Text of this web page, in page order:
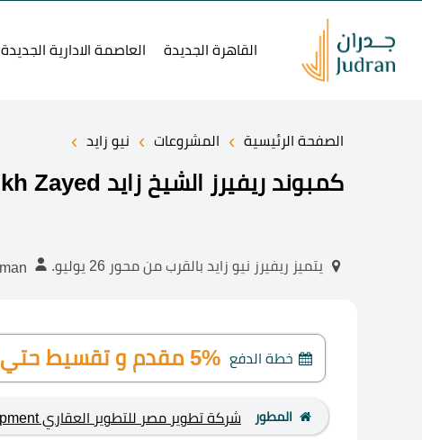
القاهرة الجديدة العاصمة الادارية الجديدة
الصفحة الرئيسية › المشروعات › نيو زايد ›
كمبوند ريفيرز الشيخ زايد Rivers El Sheikh Zayed احجز بمقدم 5%
يتميز ريفيرز نيو زايد بالقرب من محور 26 يوليو.
خطة الدفع 5% مقدم و تقسيط حتي 8 سنوات
المطور شركة تطوير مصر للتطوير العقاري Tatweer Misr Development